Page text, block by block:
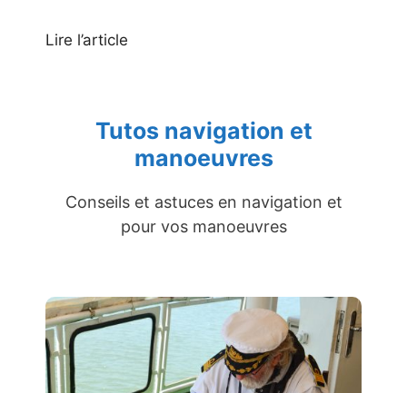
Lire l’article
Tutos navigation et
manoeuvres
Conseils et astuces en navigation et
pour vos manoeuvres